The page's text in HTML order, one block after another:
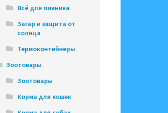
Всё для пикника
Загар и защита от
солнца
Термоконтейнеры
Зоотовары
Зоотовары
Корма для кошек